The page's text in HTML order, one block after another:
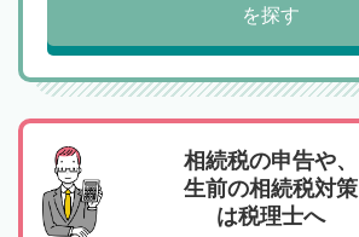
を探す
相続税の申告や、
生前の相続税対策
は税理士へ